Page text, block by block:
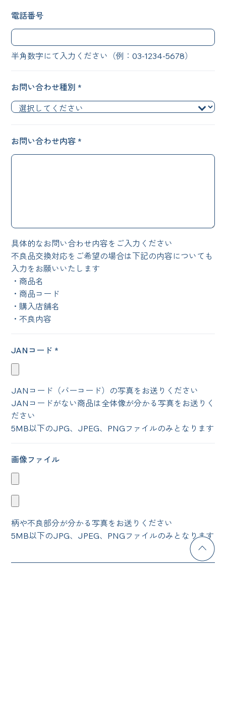
電話番号
半角数字にて入力ください（例：03-1234-5678）
お問い合わせ種別 *
お問い合わせ内容 *
具体的なお問い合わせ内容をご入力ください
不良品交換対応をご希望の場合は下記の内容についても
入力をお願いいたします
・商品名
・商品コード
・購入店舗名
・不良内容
JANコード *
JANコード（バーコード）の写真をお送りください
JANコードがない商品は全体像が分かる写真をお送りく
ださい
5MB以下のJPG、JPEG、PNGファイルのみとなります
画像ファイル
柄や不良部分が分かる写真をお送りください
5MB以下のJPG、JPEG、PNGファイルのみとなります